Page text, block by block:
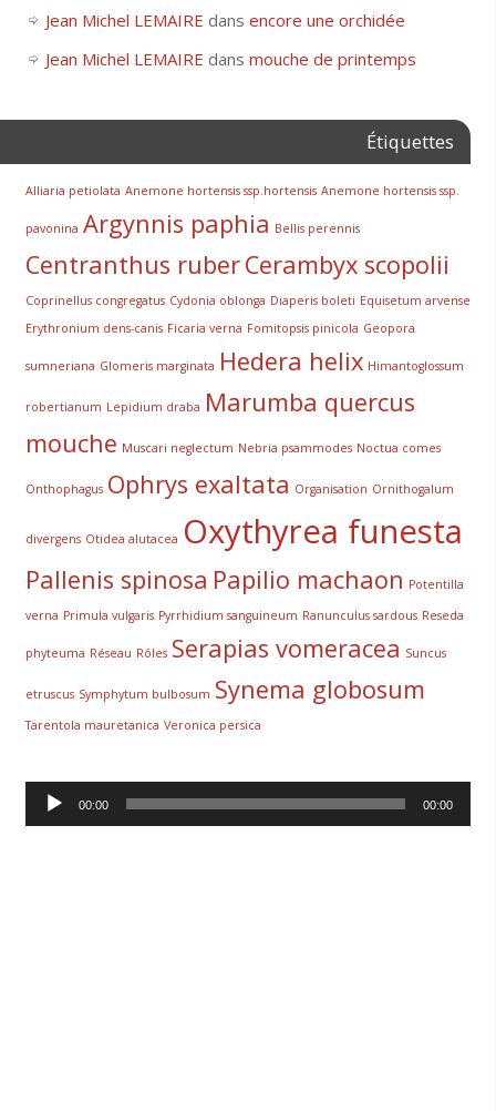
Jean Michel LEMAIRE dans encore une orchidée
Jean Michel LEMAIRE dans mouche de printemps
Étiquettes
Alliaria petiolata Anemone hortensis ssp.hortensis Anemone hortensis ssp.
pavonina Argynnis paphia Bellis perennis
Centranthus ruberCerambyx scopolii
Coprinellus congregatus Cydonia oblonga Diaperis boleti Equisetum arvense
Erythronium dens-canis Ficaria verna Fomitopsis pinicola Geopora
sumneriana Glomeris marginata Hedera helix Himantoglossum
robertianum Lepidium draba Marumba quercus
mouche Muscari neglectum Nebria psammodes Noctua comes
Onthophagus Ophrys exaltata Organisation Ornithogalum
divergens Otidea alutacea Oxythyrea funesta
Pallenis spinosa Papilio machaon Potentilla
verna Primula vulgaris Pyrrhidium sanguineum Ranunculus sardous Reseda
phyteuma Réseau Rôles Serapias vomeracea Suncus
etruscus Symphytum bulbosum Synema globosum
Tarentola mauretanica Veronica persica
Lecteur
audio
00:00 00:00